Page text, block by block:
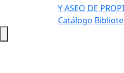
Y ASEO DE
Catálogo